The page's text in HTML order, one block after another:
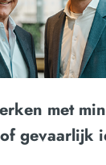
met
gevaarlijk